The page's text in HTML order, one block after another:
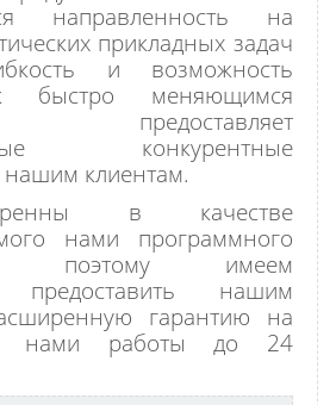
направленность на
прикладных задач
и возможность
быстро меняющимся
предоставляет
конкурентные
клиентам.
в качестве
нами программного
поэтому имеем
предоставить нашим
гарантию на
нами работы до 24